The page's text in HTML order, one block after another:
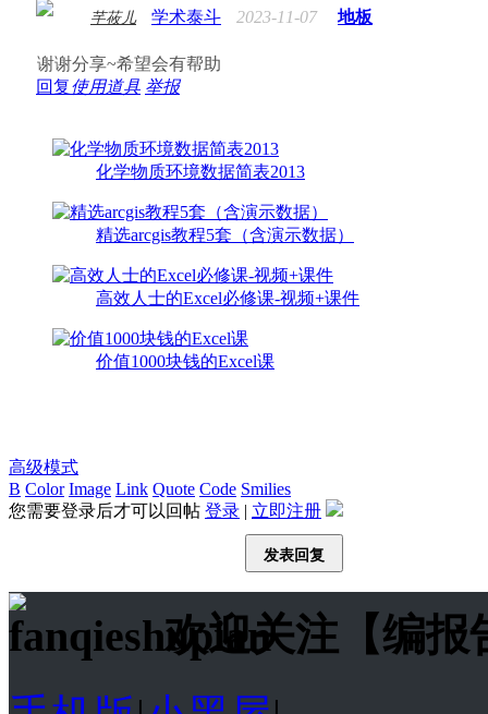
芊莜儿 学术泰斗 2023-11-07 地板
谢谢分享~希望会有帮助
回复使用道具 举报
化学物质环境数据简表2013
精选arcgis教程5套（含演示数据）
高效人士的Excel必修课-视频+课件
价值1000块钱的Excel课
高级模式
B Color Image Link Quote Code Smilies
您需要登录后才可以回帖 登录 | 立即注册
发表回复
欢迎关注【编报